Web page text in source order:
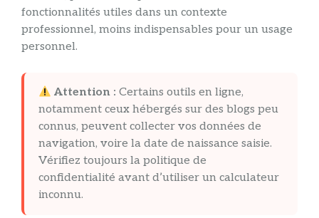
fonctionnalités utiles dans un contexte
professionnel, moins indispensables pour un usage
personnel.
Attention : Certains outils en ligne,
notamment ceux hébergés sur des blogs peu
connus, peuvent collecter vos données de
navigation, voire la date de naissance saisie.
Vérifiez toujours la politique de
confidentialité avant d’utiliser un calculateur
inconnu.